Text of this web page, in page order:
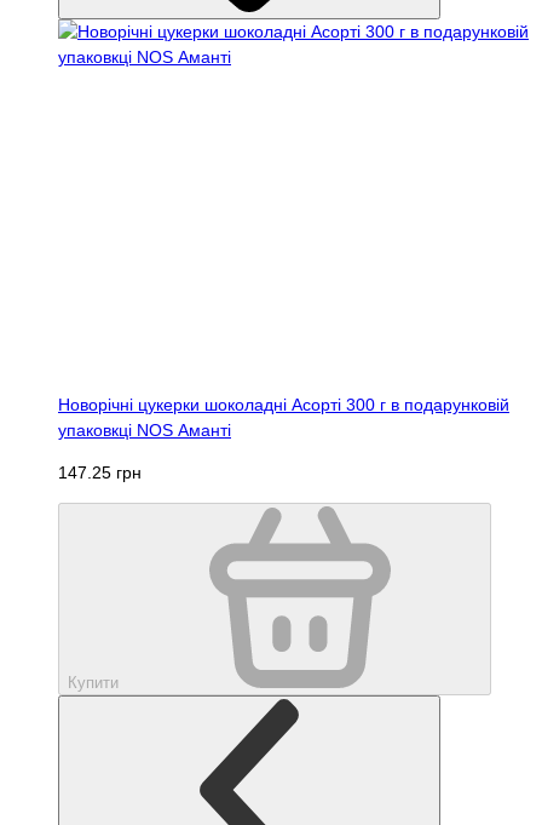
Новорічні цукерки шоколадні Асорті 300 г в подарунковій
упаковкці NOS Аманті
147.25 грн
Купити